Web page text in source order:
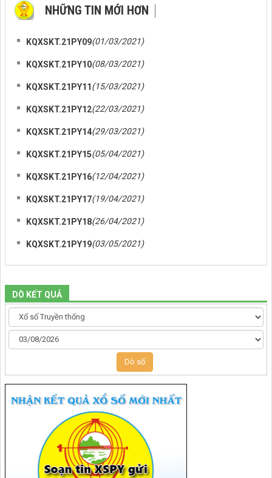
NHỮNG TIN MỚI HƠN
KQXSKT.21PY09(01/03/2021)
KQXSKT.21PY10(08/03/2021)
KQXSKT.21PY11(15/03/2021)
KQXSKT.21PY12(22/03/2021)
KQXSKT.21PY14(29/03/2021)
KQXSKT.21PY15(05/04/2021)
KQXSKT.21PY16(12/04/2021)
KQXSKT.21PY17(19/04/2021)
KQXSKT.21PY18(26/04/2021)
KQXSKT.21PY19(03/05/2021)
DÒ KẾT QUẢ
Dò số